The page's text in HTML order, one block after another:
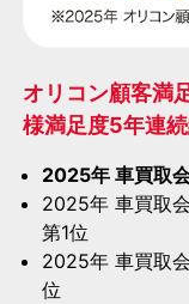
オリコン顧客満
様満足度5年連
2025年 車買取
2025年 車買取
第1位
2025年 車買取
位